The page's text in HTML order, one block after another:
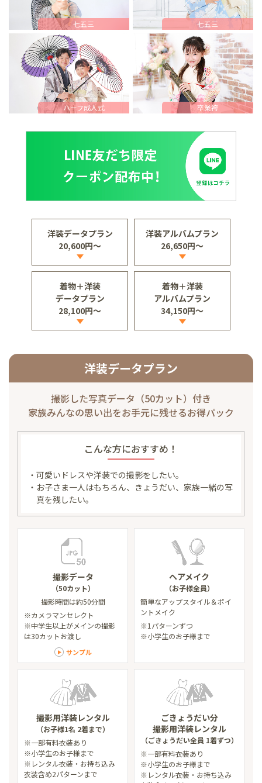
七五三 七五三
ハーフ成人式 卒業袴
洋装データプラン
20,600円～
洋装アルバムプラン
26,650円～
着物＋洋装
データプラン
28,100円～
着物＋洋装
アルバムプラン
34,150円～
洋装データプラン
撮影した写真データ（50カット）付き
家族みんなの思い出をお手元に残せるお得パック
こんな方におすすめ！
・可愛いドレスや洋装での撮影をしたい。
・お子さま一人はもちろん、きょうだい、家族一緒の写
真を残したい。
撮影データ
（50カット）
撮影時間は約50分間
※カメラマンセレクト
※中学生以上がメインの撮影
は30カットお渡し
サンプル
ヘアメイク
（お子様全員）
簡単なアップスタイル＆ポイ
ントメイク
※1パターンずつ
※小学生のお子様まで
撮影用洋装レンタル
（お子様1名 2着まで）
※一部有料衣装あり
※小学生のお子様まで
※レンタル衣装・お持ち込み
衣装含め2パターンまで
ごきょうだい分
撮影用洋装レンタル
（ごきょうだい全員 1着ずつ）
※一部有料衣装あり
※小学生のお子様まで
※レンタル衣装・お持ち込み